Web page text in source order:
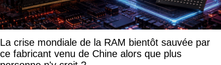
La crise mondiale de la RAM bientôt sauvée par
ce fabricant venu de Chine alors que plus